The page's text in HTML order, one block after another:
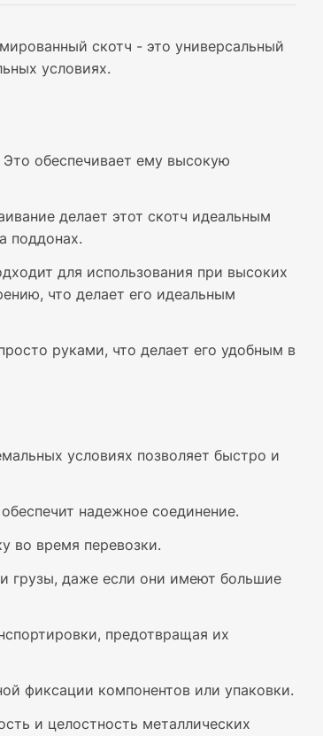
скотч - это универсальный
условиях.
обеспечивает ему высокую
делает этот скотч идеальным
поддонах.
для использования при высоких
что делает его идеальным
руками, что делает его удобным в
условиях позволяет быстро и
надежное соединение.
во время перевозки.
грузы, даже если они имеют большие
предотвращая их
фиксации компонентов или упаковки.
и целостность металлических